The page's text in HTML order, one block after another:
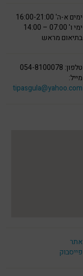
ימים א-ה' 16:00-21:00
ימי ו' 07:00 – 14:00
בתיאום מראש
טלפון: 054-8100078
מייל:
tipasgula@yahoo.com
אתר
פייסבוק